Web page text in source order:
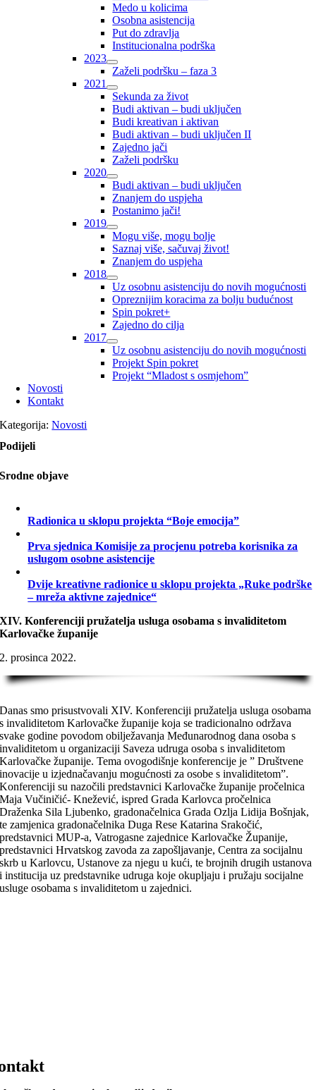
Medo u kolicima
Osobna asistencija
Put do zdravlja
Institucionalna podrška
2023
Zaželi podršku – faza 3
2021
Sekunda za život
Budi aktivan – budi uključen
Budi kreativan i aktivan
Budi aktivan – budi uključen II
Zajedno jači
Zaželi podršku
2020
Budi aktivan – budi uključen
Znanjem do uspjeha
Postanimo jači!
2019
Mogu više, mogu bolje
Saznaj više, sačuvaj život!
Znanjem do uspjeha
2018
Uz osobnu asistenciju do novih mogućnosti
Opreznijim koracima za bolju budućnost
Spin pokret+
Zajedno do cilja
2017
Uz osobnu asistenciju do novih mogućnosti
Projekt Spin pokret
Projekt “Mladost s osmjehom”
Novosti
Kontakt
Kategorija:Novosti
Podijeli
Srodne objave
Radionica u sklopu projekta “Boje emocija”
Prva sjednica Komisije za procjenu potreba korisnika za
uslugom osobne asistencije
Dvije kreativne radionice u sklopu projekta „Ruke podrške
– mreža aktivne zajednice“
XIV. Konferenciji pružatelja usluga osobama s invaliditetom
Karlovačke županije
2. prosinca 2022.
Danas smo prisustvovali XIV. Konferenciji pružatelja usluga osobama
s invaliditetom Karlovačke županije koja se tradicionalno održava
svake godine povodom obilježavanja Međunarodnog dana osoba s
invaliditetom u organizaciji Saveza udruga osoba s invaliditetom
Karlovačke županije. Tema ovogodišnje konferencije je ” Društvene
inovacije u izjednačavanju mogućnosti za osobe s invaliditetom”.
Konferenciji su nazočili predstavnici Karlovačke županije pročelnica
Maja Vučiničić- Knežević, ispred Grada Karlovca pročelnica
Draženka Sila Ljubenko, gradonačelnica Grada Ozlja Lidija Bošnjak,
te zamjenica gradonačelnika Duga Rese Katarina Srakočić,
predstavnici MUP-a, Vatrogasne zajednice Karlovačke Županije,
predstavnici Hrvatskog zavoda za zapošljavanje, Centra za socijalnu
skrb u Karlovcu, Ustanove za njegu u kući, te brojnih drugih ustanova
i institucija uz predstavnike udruga koje okupljaju i pružaju socijalne
usluge osobama s invaliditetom u zajednici.